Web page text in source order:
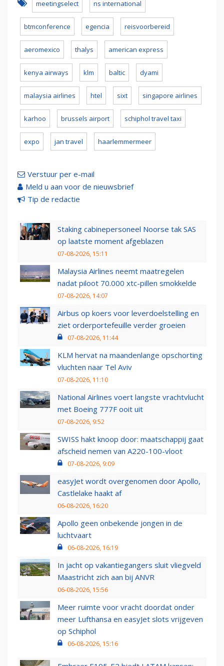
meetingselect ns international
btmconference egencia reisvoorbereid
aeromexico thalys american express
kenya airways klm baltic dyami
malaysia airlines htel sixt singapore airlines
karhoo brussels airport schiphol travel taxi
expo jan travel haarlemmermeer
Verstuur per e-mail
Meld u aan voor de nieuwsbrief
Tip de redactie
Staking cabinepersoneel Noorse tak SAS
op laatste moment afgeblazen
07-08-2026, 15:11
Malaysia Airlines neemt maatregelen
nadat piloot 70.000 xtc-pillen smokkelde
07-08-2026, 14:07
Airbus op koers voor leverdoelstelling en
ziet orderportefeuille verder groeien
07-08-2026, 11:44
KLM hervat na maandenlange opschorting
vluchten naar Tel Aviv
07-08-2026, 11:10
National Airlines voert langste vrachtvlucht
met Boeing 777F ooit uit
07-08-2026, 9:52
SWISS hakt knoop door: maatschappij gaat
afscheid nemen van A220-100-vloot
07-08-2026, 9:09
easyJet wordt overgenomen door Apollo,
Castlelake haakt af
06-08-2026, 16:20
Apollo geen onbekende jongen in de
luchtvaart
06-08-2026, 16:19
In jacht op vakantiegangers sluit vliegveld
Maastricht zich aan bij ANVR
06-08-2026, 15:56
Meer ruimte voor vracht doordat onder
meer Lufthansa en easyJet slots vrijgeven
op Schiphol
06-08-2026, 15:16